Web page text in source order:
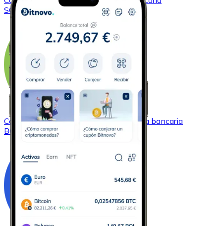
SOL
ComprarBitcoin Cash
con transferencia bancaria
BCH